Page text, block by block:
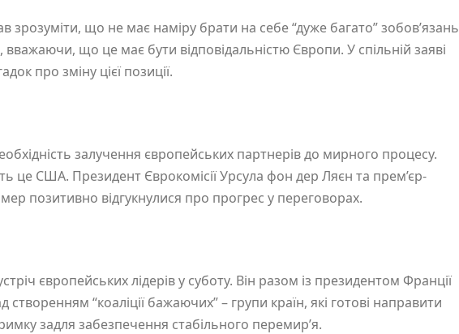
зрозуміти, що не має наміру брати на себе “дуже багато” зобов’язань
що це має бути відповідальністю Європи. У спільній заяві
про зміну цієї позиції.
залучення європейських партнерів до мирного процесу.
це США. Президент Єврокомісії Урсула фон дер Ляєн та прем’єр-
позитивно відгукнулися про прогрес у переговорах.
європейських лідерів у суботу. Він разом із президентом Франції
“коаліції бажаючих” – групи країн, які готові направити
задля забезпечення стабільного перемир’я.